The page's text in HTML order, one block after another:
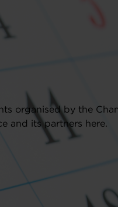
organised by the
and its partners here.